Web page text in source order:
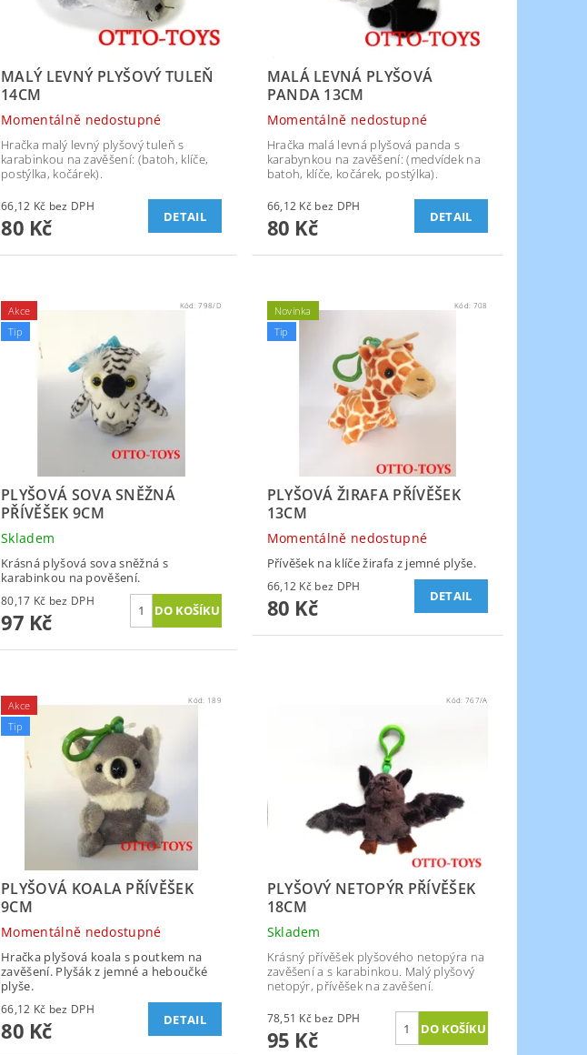
MALÝ LEVNÝ PLYŠOVÝ TULEŇ
14CM
Momentálně nedostupné
Hračka malý levný plyšový tuleň s
karabinkou na zavěšení: (batoh, klíče,
postýlka, kočárek).
66,12 Kč bez DPH
80 Kč DETAIL
MALÁ LEVNÁ PLYŠOVÁ
PANDA 13CM
Momentálně nedostupné
Hračka malá levná plyšová panda s
karabynkou na zavěšení: (medvídek na
batoh, klíče, kočárek, postýlka).
66,12 Kč bez DPH
80 Kč DETAIL
Akce
Tip
Kód:798/D
PLYŠOVÁ SOVA SNĚŽNÁ
PŘÍVĚŠEK 9CM
Skladem
Krásná plyšová sova sněžná s
karabinkou na pověšení.
80,17 Kč bez DPH
97 Kč
Novinka
Tip
Kód: 708
PLYŠOVÁ ŽIRAFA PŘÍVĚŠEK
13CM
Momentálně nedostupné
Přívěšek na klíče žirafa z jemné plyše.
66,12 Kč bez DPH
80 Kč DETAIL
Akce
Tip
Kód: 189
PLYŠOVÁ KOALA PŘÍVĚŠEK
9CM
Momentálně nedostupné
Hračka plyšová koala s poutkem na
zavěšení. Plyšák z jemné a heboučké
plyše.
66,12 Kč bez DPH
80 Kč DETAIL
Kód:767/A
PLYŠOVÝ NETOPÝR PŘÍVĚŠEK
18CM
Skladem
Krásný přívěšek plyšového netopýra na
zavěšení a s karabinkou. Malý plyšový
netopýr, přívěšek na zavěšení.
78,51 Kč bez DPH
95 Kč